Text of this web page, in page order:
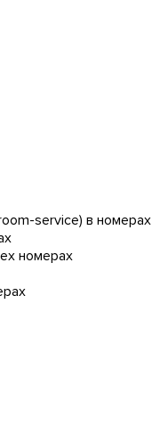
service) в номерах
номерах